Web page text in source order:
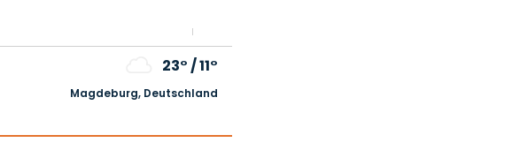
23°/11°
Magdeburg, Deutschland